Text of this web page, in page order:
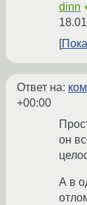
dinn
Ответ на:
+00:00
он
А в